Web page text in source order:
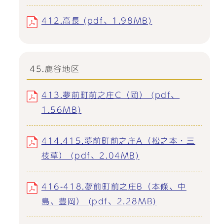
412.高長 (pdf、1.98MB)
45.鹿谷地区
413.夢前町前之庄C（岡） (pdf、
1.56MB)
414.415.夢前町前之庄A（松之本・三
枝草） (pdf、2.04MB)
416-418.夢前町前之庄B（本條、中
島、豊岡） (pdf、2.28MB)